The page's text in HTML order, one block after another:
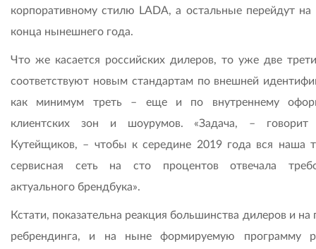
корпоративному стилю LADA, а остальные перейдут на
конца нынешнего года.
Что же касается российских дилеров, то уже две
соответствуют новым стандартам по внешней
как минимум треть – еще и по внутреннему
клиентских зон и шоурумов. «Задача, – говорит
Кутейщиков, – чтобы к середине 2019 года вся наша
сервисная сеть на сто процентов отвечала
актуального брендбука».
Кстати, показательна реакция большинства дилеров и на
ребрендинга, и на ныне формируемую программу